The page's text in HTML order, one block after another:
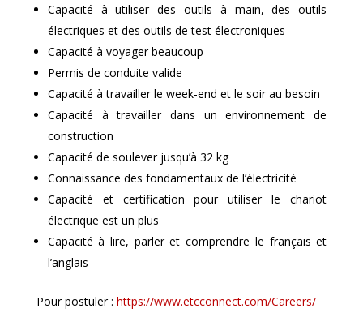
Capacité à utiliser des outils à main, des outils
électriques et des outils de test électroniques
Capacité à voyager beaucoup
Permis de conduite valide
Capacité à travailler le week-end et le soir au besoin
Capacité à travailler dans un environnement de
construction
Capacité de soulever jusqu’à 32 kg
Connaissance des fondamentaux de l’électricité
Capacité et certification pour utiliser le chariot
électrique est un plus
Capacité à lire, parler et comprendre le français et
l’anglais
Pour postuler : https://www.etcconnect.com/Careers/